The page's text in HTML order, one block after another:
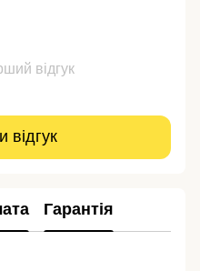
відгук
відгук
Гарантія